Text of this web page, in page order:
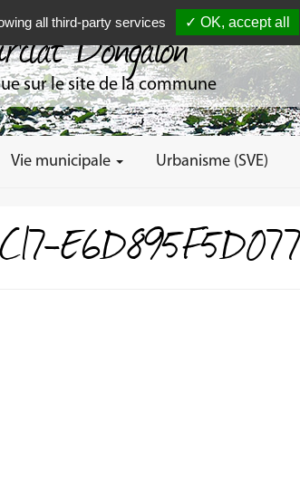
Dongalon
sur le site de la commune
Vie municipale Urbanisme (SVE)
E6D895F5D077
all third-party services ✓ OK, accept all